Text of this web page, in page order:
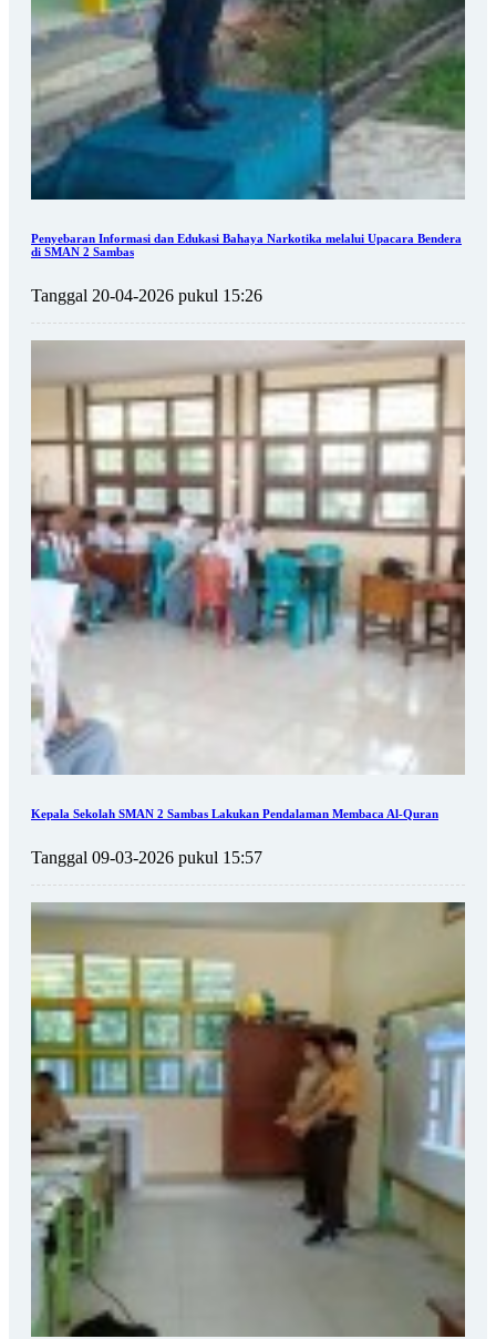
Penyebaran Informasi dan Edukasi Bahaya Narkotika melalui Upacara Bendera
di SMAN 2 Sambas
Tanggal 20-04-2026 pukul 15:26
Kepala Sekolah SMAN 2 Sambas Lakukan Pendalaman Membaca Al-Quran
Tanggal 09-03-2026 pukul 15:57